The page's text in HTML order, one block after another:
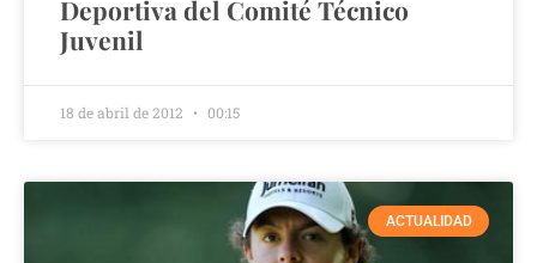
Deportiva del Comité Técnico
Juvenil
18 de abril de 2012 00:15
ACTUALIDAD